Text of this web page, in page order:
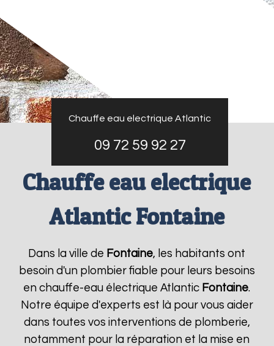
Chauffe eau electrique Atlantic
09 72 59 92 27
Chauffe eau electrique
Atlantic Fontaine
Dans la ville de Fontaine, les habitants ont
besoin d'un plombier fiable pour leurs besoins
en chauffe-eau électrique Atlantic Fontaine.
Notre équipe d'experts est là pour vous aider
dans toutes vos interventions de plomberie,
notamment pour la réparation et la mise en